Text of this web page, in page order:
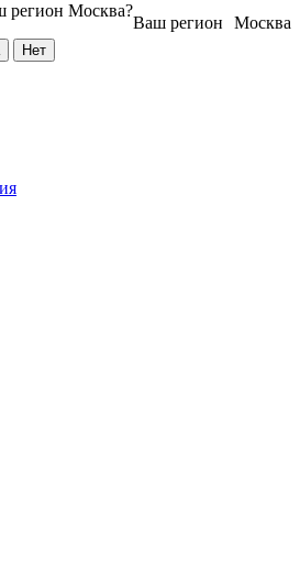
Москва
Ваш регион
регион Москва?